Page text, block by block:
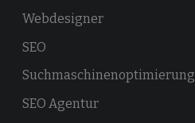
Webdesigner
SEO
Suchmaschinenoptimierung
SEO Agentur